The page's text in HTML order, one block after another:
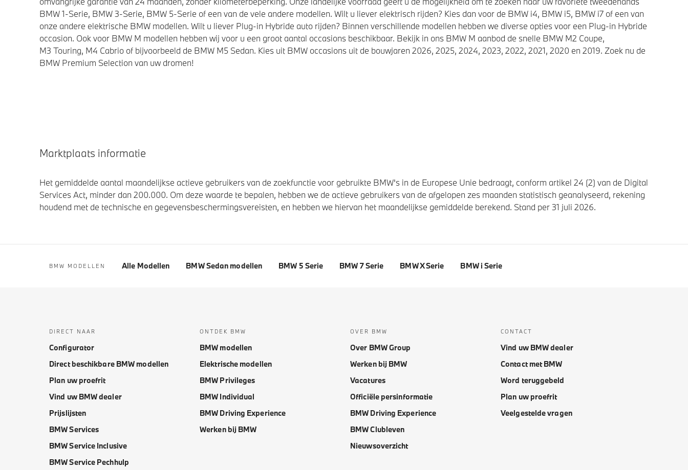
BMW 1-Serie, BMW 3-Serie, BMW 5-Serie of een van de vele andere modellen. Wilt u liever elektrisch rijden? Kies dan voor de BMW i4, BMW i5, BMW i7 of een van
onze andere elektrische BMW modellen. Wilt u liever Plug-in Hybride auto rijden? Binnen verschillende modellen hebben we diverse opties voor een Plug-in Hybride
occasion. Ook voor BMW M modellen hebben wij voor u een groot aantal occasions beschikbaar. Bekijk in ons BMW M aanbod de snelle BMW M2 Coupe,
M3 Touring, M4 Cabrio of bijvoorbeeld de BMW M5 Sedan. Kies uit BMW occasions uit de bouwjaren 2026, 2025, 2024, 2023, 2022, 2021, 2020 en 2019. Zoek nu de
BMW Premium Selection van uw dromen!
Marktplaats informatie
Het gemiddelde aantal maandelijkse actieve gebruikers van de zoekfunctie voor gebruikte BMW's in de Europese Unie bedraagt, conform artikel 24 (2) van de Digital
Services Act, minder dan 200.000. Om deze waarde te bepalen, hebben we de actieve gebruikers van de afgelopen zes maanden statistisch geanalyseerd, rekening
houdend met de technische en gegevensbeschermingsvereisten, en hebben we hiervan het maandelijkse gemiddelde berekend. Stand per 31 juli 2026.
BMW MODELLEN Alle Modellen BMW Sedan modellen BMW 5 Serie BMW 7 Serie BMW X Serie BMW i Serie
DIRECT NAAR
Configurator
Direct beschikbare BMW modellen
Plan uw proefrit
Vind uw BMW dealer
Prijslijsten
BMW Services
BMW Service Inclusive
BMW Service Pechhulp
ONTDEK BMW
BMW modellen
Elektrische modellen
BMW Privileges
BMW Individual
BMW Driving Experience
Werken bij BMW
OVER BMW
Over BMW Group
Werken bij BMW
Vacatures
Officiële persinformatie
BMW Driving Experience
BMW Clubleven
Nieuwsoverzicht
CONTACT
Vind uw BMW dealer
Contact met BMW
Word teruggebeld
Plan uw proefrit
Veelgestelde vragen